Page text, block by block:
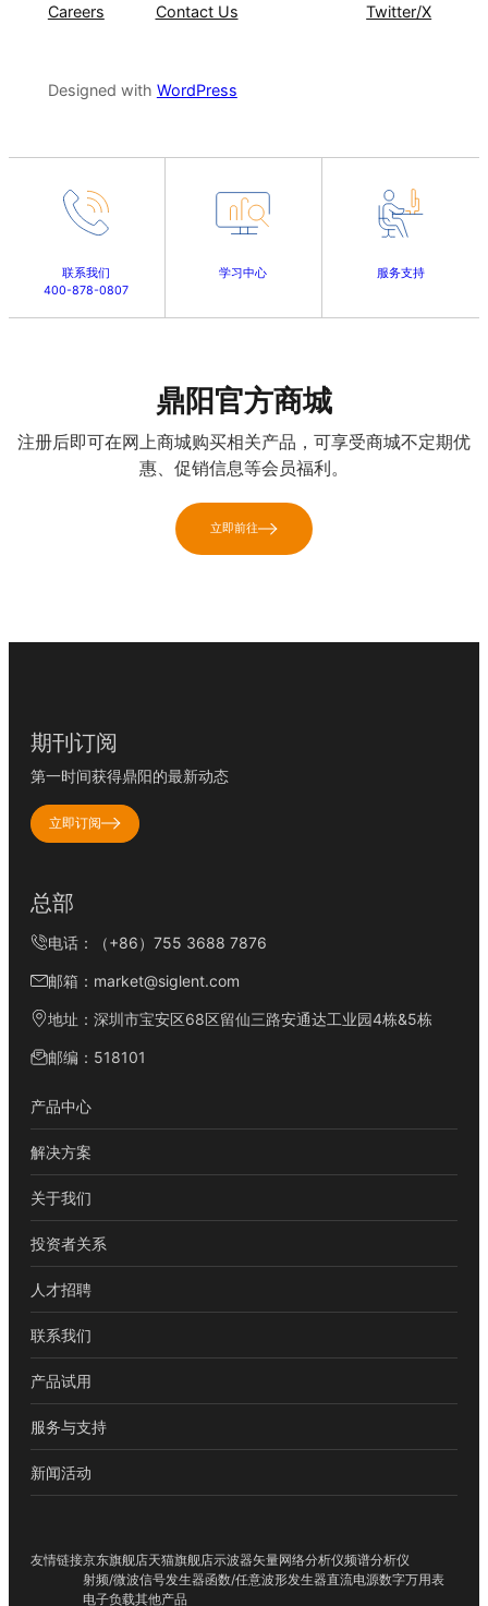
Careers
Contact Us
Twitter/X
Designed with WordPress
联系我们
400-878-0807
学习中心 服务支持
鼎阳官方商城
注册后即可在网上商城购买相关产品，可享受商城不定期优
惠、促销信息等会员福利。
立即前往
期刊订阅
第一时间获得鼎阳的最新动态
立即订阅
总部
电话：（+86）755 3688 7876
邮箱：market@siglent.com
地址：深圳市宝安区68区留仙三路安通达工业园4栋&5栋
邮编：518101
产品中心
解决方案
关于我们
投资者关系
人才招聘
联系我们
产品试用
服务与支持
新闻活动
友情链接京东旗舰店天猫旗舰店示波器矢量网络分析仪频谱分析仪
射频/微波信号发生器函数/任意波形发生器直流电源数字万用表
电子负载其他产品